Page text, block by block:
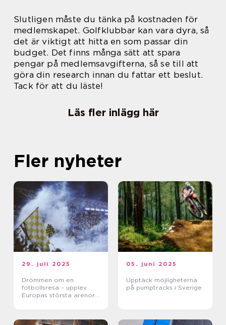
Slutligen måste du tänka på kostnaden för
medlemskapet. Golfklubbar kan vara dyra, så
det är viktigt att hitta en som passar din
budget. Det finns många sätt att spara
pengar på medlemsavgifterna, så se till att
göra din research innan du fattar ett beslut.
Tack för att du läste!
Läs fler inlägg här
Fler nyheter
29. juli 2025
Drömmen om en
fotbollsresa – upplev
Europas största arenor
05. juni 2025
Upptäck möjligheterna
på pumptracks i Sverige